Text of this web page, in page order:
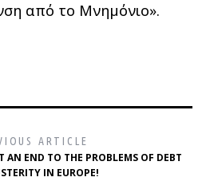
από το Μνημόνιο».
ARTICLE
AN END TO THE PROBLEMS OF DEBT
IN EUROPE!